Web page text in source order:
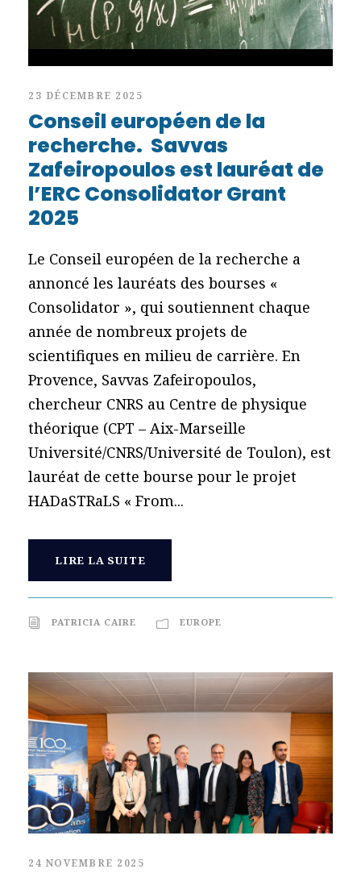
23 DÉCEMBRE 2025
Conseil européen de la
recherche. Savvas
Zafeiropoulos est lauréat de
l’ERC Consolidator Grant
2025
Le Conseil européen de la recherche a
annoncé les lauréats des bourses «
Consolidator », qui soutiennent chaque
année de nombreux projets de
scientifiques en milieu de carrière. En
Provence, Savvas Zafeiropoulos,
chercheur CNRS au Centre de physique
théorique (CPT – Aix-Marseille
Université/CNRS/Université de Toulon), est
lauréat de cette bourse pour le projet
HADaSTRaLS « From...
LIRE LA SUITE
PATRICIA CAIRE EUROPE
24 NOVEMBRE 2025